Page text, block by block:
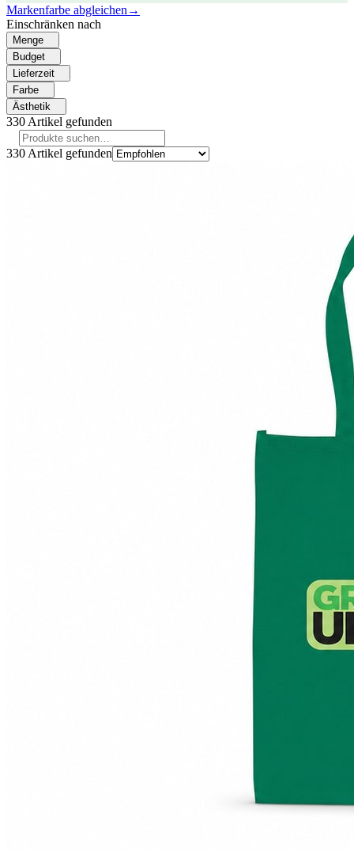
Markenfarbe abgleichen →
Einschränken nach
Menge
Budget
Lieferzeit
Farbe
Ästhetik
330 Artikel gefunden
330 Artikel gefunden